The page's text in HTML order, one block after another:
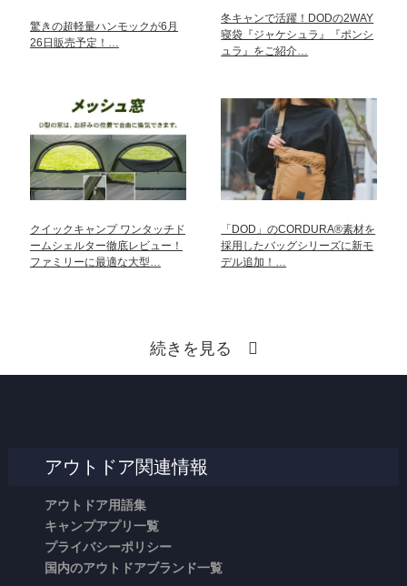
驚きの超軽量ハンモックが6月
26日販売予定！…
冬キャンで活躍！DODの2WAY
寝袋『ジャケシュラ』『ポンシ
ュラ』をご紹介…
クイックキャンプ ワンタッチド
ームシェルター徹底レビュー！
ファミリーに最適な大型…
「DOD」のCORDURA®素材を
採用したバッグシリーズに新モ
デル追加！…
続きを見る
アウトドア関連情報
アウトドア用語集
キャンプアプリ一覧
プライバシーポリシー
国内のアウトドアブランド一覧